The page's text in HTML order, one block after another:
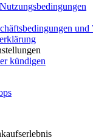
kündigen